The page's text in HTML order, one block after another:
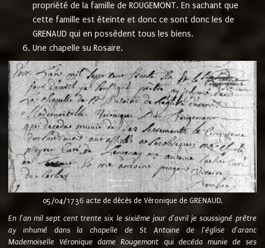
propriété de la famille de ROUGEMONT. En sachant que
cette famille est éteinte et donc ce sont donc les de
GRENAUD qui en possèdent tous les biens.
Une chapelle su Rosaire.
05/04/1736 acte de décès de Véronique de GRENAUD.
En l'an mil sept cent trente six le sixième jour d'avril je soussigné prêtre
ay inhumé dans la chapelle de St Antoine de l'église d'aranc
Mademoiselle Véronique dame Rougemont qui decéda munie de ses